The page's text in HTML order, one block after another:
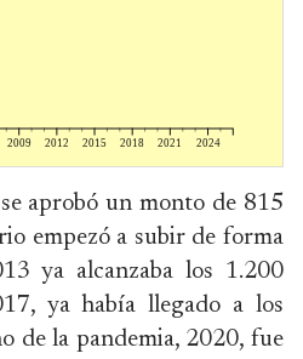
aprobó un monto de 815
empezó a subir de forma
ya alcanzaba los 1.200
ya había llegado a los
de la pandemia, 2020, fue